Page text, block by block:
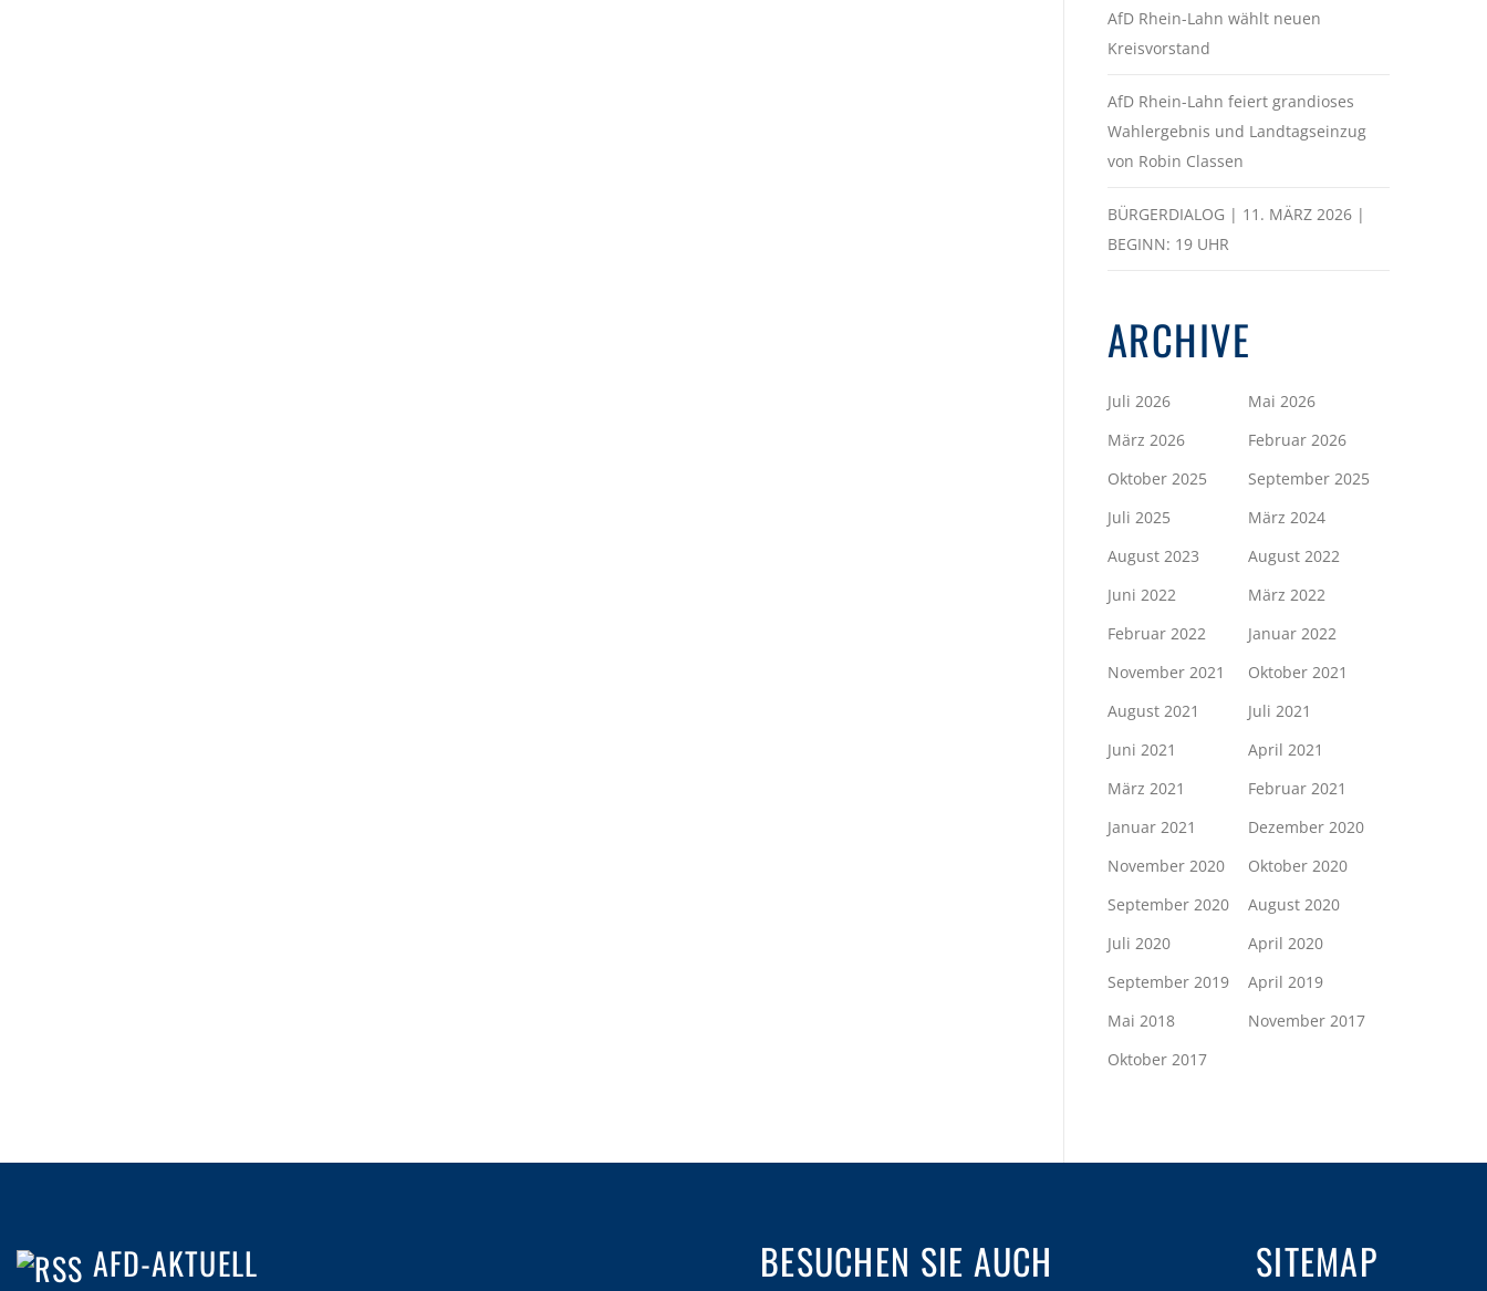
AfD Rhein-Lahn wählt neuen
Kreisvorstand
AfD Rhein-Lahn feiert grandioses
Wahlergebnis und Landtagseinzug
von Robin Classen
BÜRGERDIALOG | 11. MÄRZ 2026 |
BEGINN: 19 UHR
ARCHIVE
Juli 2026
Mai 2026
März 2026
Februar 2026
Oktober 2025
September 2025
Juli 2025
März 2024
August 2023
August 2022
Juni 2022
März 2022
Februar 2022
Januar 2022
November 2021
Oktober 2021
August 2021
Juli 2021
Juni 2021
April 2021
März 2021
Februar 2021
Januar 2021
Dezember 2020
November 2020
Oktober 2020
September 2020
August 2020
Juli 2020
April 2020
September 2019
April 2019
Mai 2018
November 2017
Oktober 2017
AFD-AKTUELL BESUCHEN SIE AUCH SITEMAP